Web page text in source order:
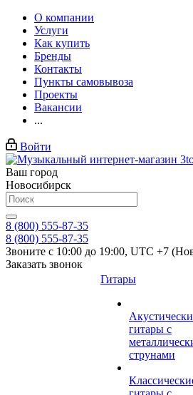
О компании
Услуги
Как купить
Бренды
Контакты
Пункты самовывоза
Проекты
Вакансии
...
Войти
Ваш город
Новосибирск
8 (800) 555-87-35
8 (800) 555-87-35
Звоните с 10:00 до 19:00, UTC +7
Заказать звонок
Гитары
гитары с
струнами